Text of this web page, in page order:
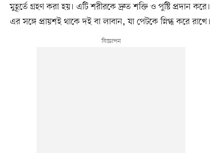
মুহূর্তে গ্রহণ করা হয়। এটি শরীরকে দ্রুত শক্তি ও পুষ্টি প্রদান করে।
এর সঙ্গে প্রায়শই থাকে দই বা লাবান, যা পেটকে স্নিগ্ধ করে রাখে।